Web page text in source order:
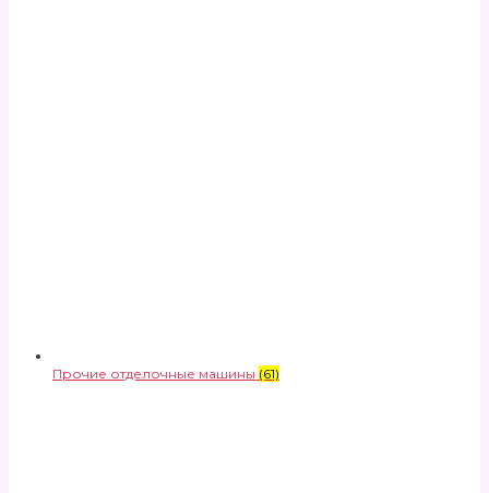
Прочие отделочные машины (61)